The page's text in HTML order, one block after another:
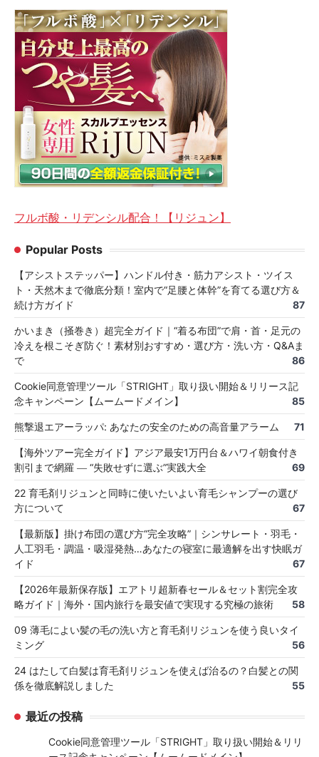
フルボ酸・リデンシル配合！【リジュン】
Popular Posts
【アシストステッパー】ハンドル付き・筋力アシスト・ツイス
ト・天然木まで徹底分類！室内で“足腰と体幹”を育てる選び方＆
続け方ガイド
87
かいまき（掻巻き）超完全ガイド｜“着る布団”で肩・首・足元の
冷えを根こそぎ防ぐ！素材別おすすめ・選び方・洗い方・Q&Aま
で
86
Cookie同意管理ツール「STRIGHT」取り扱い開始＆リリース記
念キャンペーン【ムームードメイン】
85
熊撃退エアーラッパ: あなたの安全のための高音量アラーム 71
【海外ツアー完全ガイド】アジア最安1万円台＆ハワイ朝食付き
割引まで網羅 ― “失敗せずに選ぶ”実践大全
69
22 育毛剤リジュンと同時に使いたいよい育毛シャンプーの選び
方について
67
【最新版】掛け布団の選び方“完全攻略”｜シンサレート・羽毛・
人工羽毛・調温・吸湿発熱…あなたの寝室に最適解を出す快眠ガ
イド
67
【2026年最新保存版】エアトリ超新春セール＆セット割完全攻
略ガイド｜海外・国内旅行を最安値で実現する究極の旅術
58
09 薄毛によい髪の毛の洗い方と育毛剤リジュンを使う良いタイ
ミング
56
24 はたして白髪は育毛剤リジュンを使えば治るの？白髪との関
係を徹底解説しました
55
最近の投稿
Cookie同意管理ツール「STRIGHT」取り扱い開始＆リリ